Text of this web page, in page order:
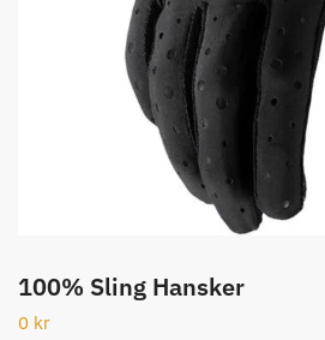
100% Sling Hansker
0 kr